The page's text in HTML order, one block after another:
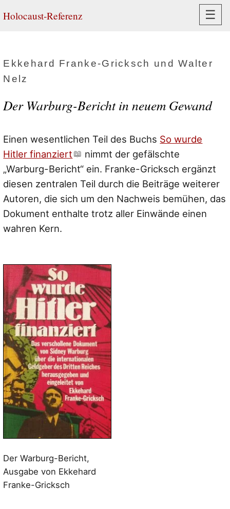
Holocaust-Referenz ☰
Ekkehard Franke-Gricksch und Walter
Nelz
Der Warburg-Bericht in neuem Gewand
Einen wesentlichen Teil des Buchs So wurde
Hitler finanziert
nimmt der gefälschte
„Warburg-Bericht“ ein. Franke-Gricksch ergänzt
diesen zentralen Teil durch die Beiträge weiterer
Autoren, die sich um den Nachweis bemühen, das
Dokument enthalte trotz aller Einwände einen
wahren Kern.
Der Warburg-Bericht,
Ausgabe von Ekkehard
Franke-Gricksch